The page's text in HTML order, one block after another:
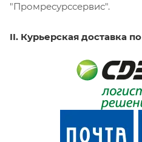
"Промресурссервис".
II. Курьерская доставка